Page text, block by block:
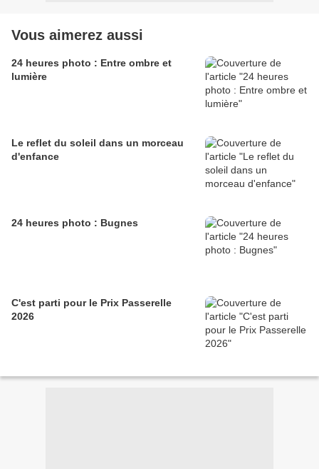
Vous aimerez aussi
24 heures photo : Entre ombre et
lumière
Le reflet du soleil dans un morceau
d'enfance
24 heures photo : Bugnes
C'est parti pour le Prix Passerelle
2026